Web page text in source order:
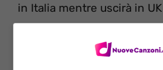
in Italia mentre uscirà in